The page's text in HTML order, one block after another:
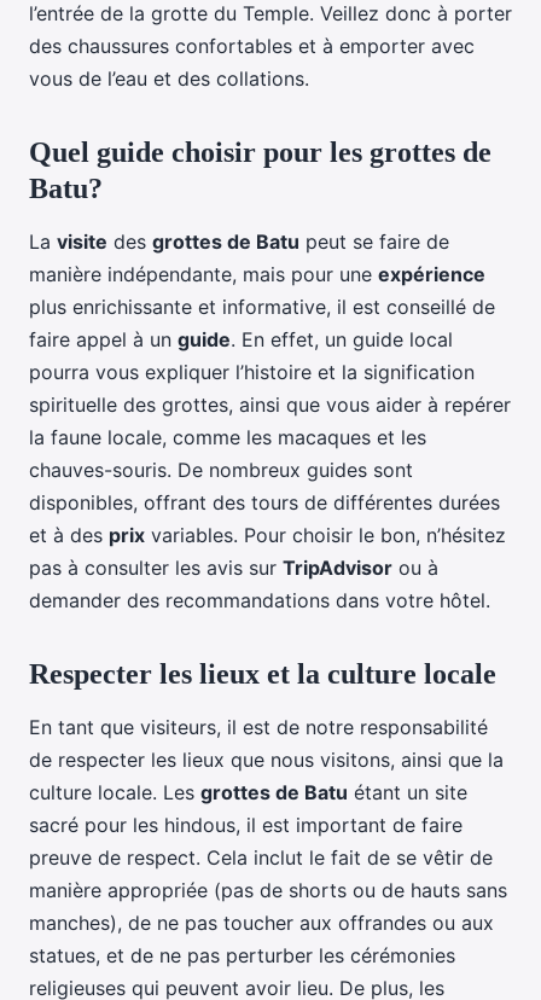
l’entrée de la grotte du Temple. Veillez donc à porter
des chaussures confortables et à emporter avec
vous de l’eau et des collations.
Quel guide choisir pour les grottes de
Batu?
La visite des grottes de Batu peut se faire de
manière indépendante, mais pour une expérience
plus enrichissante et informative, il est conseillé de
faire appel à un guide. En effet, un guide local
pourra vous expliquer l’histoire et la signification
spirituelle des grottes, ainsi que vous aider à repérer
la faune locale, comme les macaques et les
chauves-souris. De nombreux guides sont
disponibles, offrant des tours de différentes durées
et à des prix variables. Pour choisir le bon, n’hésitez
pas à consulter les avis sur TripAdvisor ou à
demander des recommandations dans votre hôtel.
Respecter les lieux et la culture locale
En tant que visiteurs, il est de notre responsabilité
de respecter les lieux que nous visitons, ainsi que la
culture locale. Les grottes de Batu étant un site
sacré pour les hindous, il est important de faire
preuve de respect. Cela inclut le fait de se vêtir de
manière appropriée (pas de shorts ou de hauts sans
manches), de ne pas toucher aux offrandes ou aux
statues, et de ne pas perturber les cérémonies
religieuses qui peuvent avoir lieu. De plus, les